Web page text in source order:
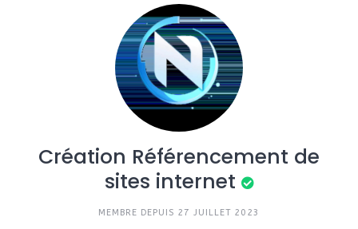
Création Référencement de
sites internet
MEMBRE DEPUIS 27 JUILLET 2023